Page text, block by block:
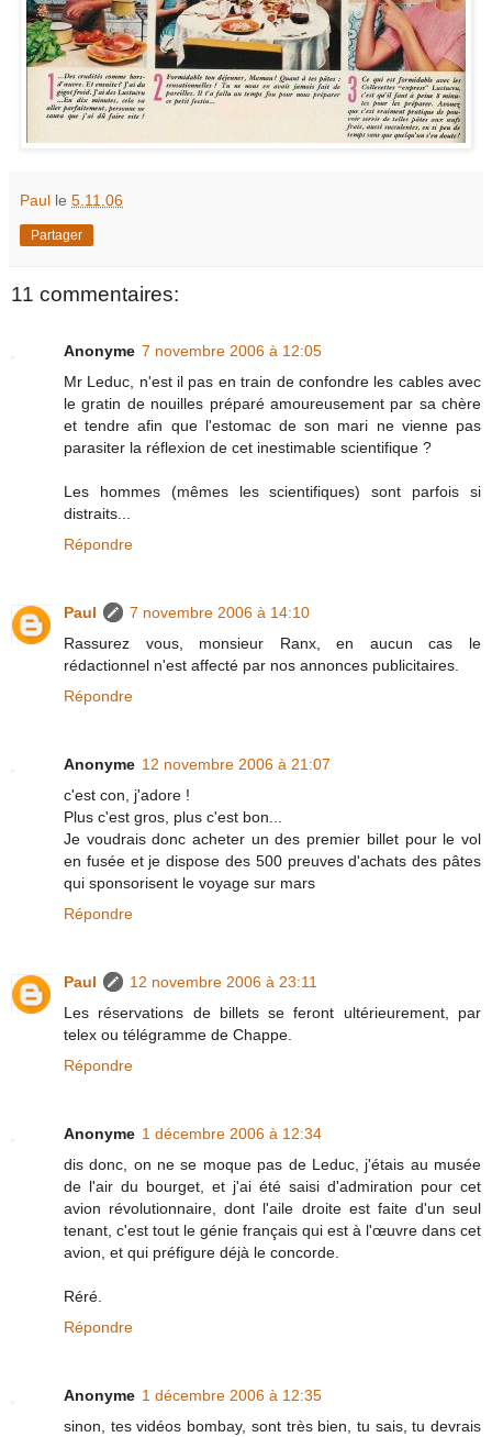
Paul le 5.11.06
Partager
11 commentaires:
Anonyme 7 novembre 2006 à 12:05
Mr Leduc, n'est il pas en train de confondre les cables avec
le gratin de nouilles préparé amoureusement par sa chère
et tendre afin que l'estomac de son mari ne vienne pas
parasiter la réflexion de cet inestimable scientifique ?
Les hommes (mêmes les scientifiques) sont parfois si
distraits...
Répondre
Paul
7 novembre 2006 à 14:10
Rassurez vous, monsieur Ranx, en aucun cas le
rédactionnel n'est affecté par nos annonces publicitaires.
Répondre
Anonyme 12 novembre 2006 à 21:07
c'est con, j'adore !
Plus c'est gros, plus c'est bon...
Je voudrais donc acheter un des premier billet pour le vol
en fusée et je dispose des 500 preuves d'achats des pâtes
qui sponsorisent le voyage sur mars
Répondre
Paul
12 novembre 2006 à 23:11
Les réservations de billets se feront ultérieurement, par
telex ou télégramme de Chappe.
Répondre
Anonyme 1 décembre 2006 à 12:34
dis donc, on ne se moque pas de Leduc, j'étais au musée
de l'air du bourget, et j'ai été saisi d'admiration pour cet
avion révolutionnaire, dont l'aile droite est faite d'un seul
tenant, c'est tout le génie français qui est à l'œuvre dans cet
avion, et qui préfigure déjà le concorde.
Réré.
Répondre
Anonyme 1 décembre 2006 à 12:35
sinon, tes vidéos bombay, sont très bien, tu sais, tu devrais